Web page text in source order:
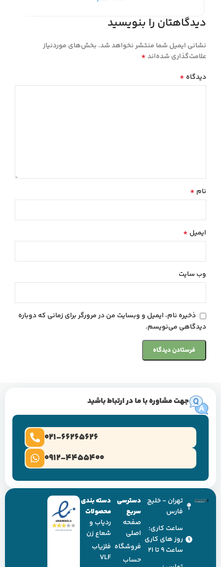
دیدگاهتان را بنویسید
نشانی ایمیل شما منتشر نخواهد شد. بخش‌های موردنیاز
علامت‌گذاری شده‌اند*
دیدگاه *
نام *
ایمیل *
وب‌ سایت
ذخیره نام، ایمیل و وبسایت من در مرورگر برای زمانی که دوباره
دیدگاهی می‌نویسم.
جهت مشاوره با ما در ارتباط باشید
0912-4455400
021-66265626
تهران - خلیج
فارس
ساعت کاری:
روز های کاری
ساعت ۹ تا ۲۱
دسترسی
سریع
صفحه
اصلی
فروشگاه
حساب
دسته بندی
محصولات
ردیاب و
شعاع زن
فلزیاب
VLF